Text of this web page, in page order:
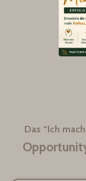
Das “Ich